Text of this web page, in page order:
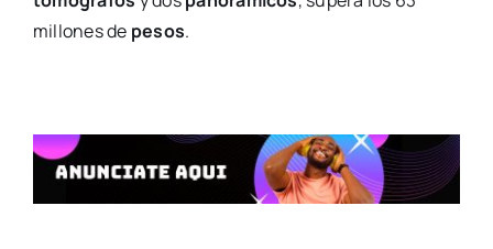
millones de pesos.